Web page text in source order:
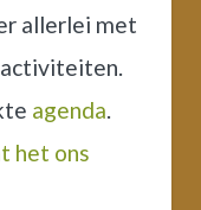
allerlei met
activiteiten.
agenda.
het ons